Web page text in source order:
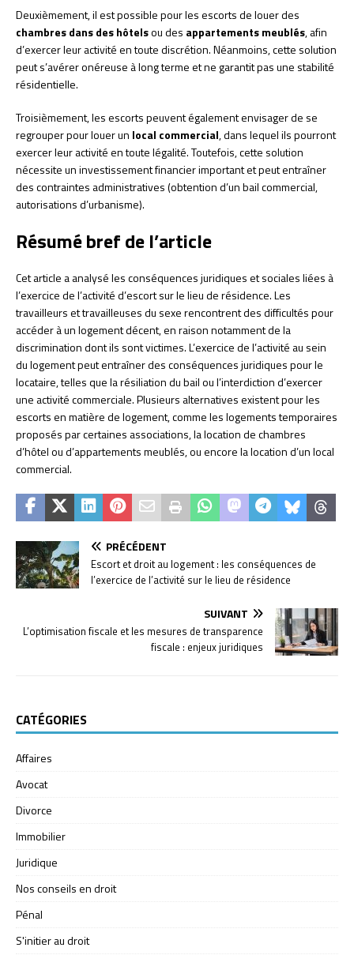
Deuxièmement, il est possible pour les escorts de louer des
chambres dans des hôtelsou des appartements meublés, afin
d’exercer leur activité en toute discrétion. Néanmoins, cette solution
peut s’avérer onéreuse à long terme et ne garantit pas une stabilité
résidentielle.
Troisièmement, les escorts peuvent également envisager de se
regrouper pour louer un local commercial, dans lequel ils pourront
exercer leur activité en toute légalité. Toutefois, cette solution
nécessite un investissement financier important et peut entraîner
des contraintes administratives (obtention d’un bail commercial,
autorisations d’urbanisme).
Résumé bref de l’article
Cet article a analysé les conséquences juridiques et sociales liées à
l’exercice de l’activité d’escort sur le lieu de résidence. Les
travailleurs et travailleuses du sexe rencontrent des difficultés pour
accéder à un logement décent, en raison notamment de la
discrimination dont ils sont victimes. L’exercice de l’activité au sein
du logement peut entraîner des conséquences juridiques pour le
locataire, telles que la résiliation du bail ou l’interdiction d’exercer
une activité commerciale. Plusieurs alternatives existent pour les
escorts en matière de logement, comme les logements temporaires
proposés par certaines associations, la location de chambres
d’hôtel ou d’appartements meublés, ou encore la location d’un local
commercial.
PRÉCÉDENT
Escort et droit au logement : les conséquences de
l’exercice de l’activité sur le lieu de résidence
SUIVANT
L’optimisation fiscale et les mesures de transparence
fiscale : enjeux juridiques
CATÉGORIES
Affaires
Avocat
Divorce
Immobilier
Juridique
Nos conseils en droit
Pénal
S'initier au droit